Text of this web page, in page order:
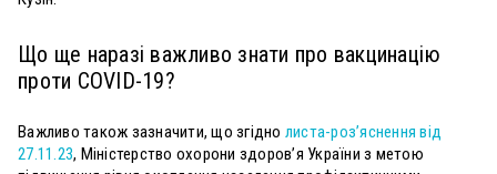
Що ще наразі важливо знати про вакцинацію
проти COVID-19?
Важливо також зазначити, що згідно листа-роз’яснення від
27.11.23, Міністерство охорони здоров’я України з метою